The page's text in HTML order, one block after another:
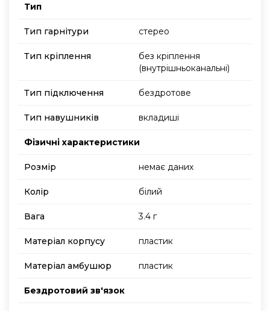
Тип
Тип гарнітури стерео
Тип кріплення
без кріплення
(внутрішньоканальні)
Тип підключення бездротове
Тип навушників вкладиші
Фізичні характеристики
Розмір немає даних
Колір білий
Вага 3.4 г
Матеріал корпусу пластик
Матеріал амбушюр пластик
Бездротовий зв'язок